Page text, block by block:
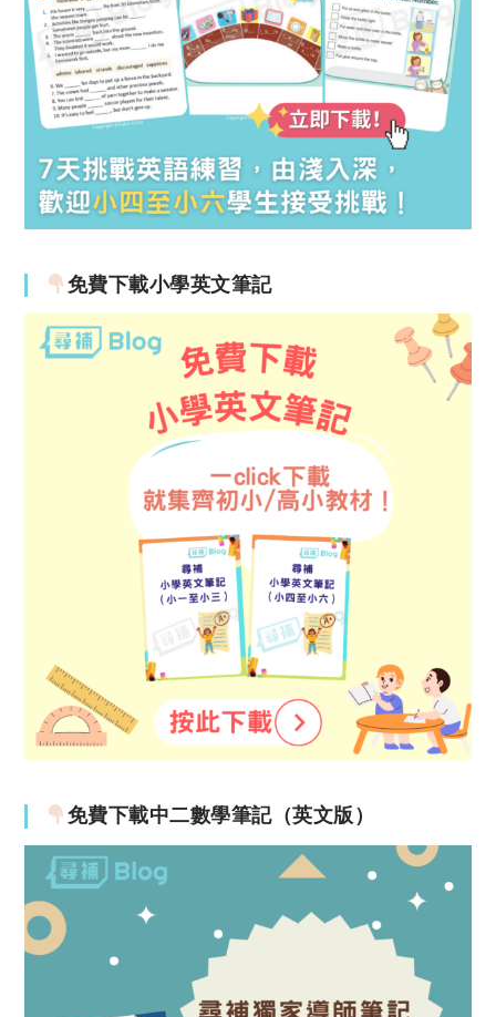
免費下載小學英文筆記
免費下載中二數學筆記（英文版）